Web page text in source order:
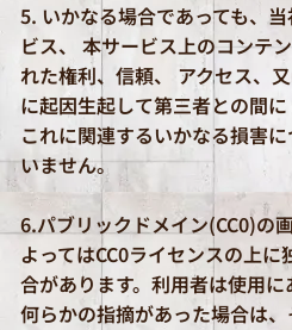
5. いかなる場合であっても、
ビス、 本サービス上のコンテ
れた権利、信頼、 アクセス、
に起因生起して第三者との間
これに関連するいかなる損害
いません。
6.パブリックドメイン(CC0)の
よってはCC0ライセンスの上
合があります。利用者は使用
何らかの指摘があった場合は、